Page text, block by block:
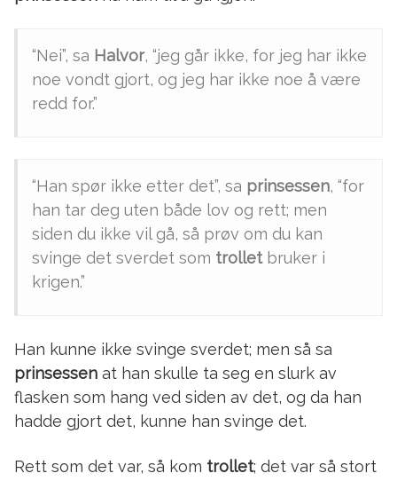
“Nei”, sa Halvor, “jeg går ikke, for jeg har ikke
noe vondt gjort, og jeg har ikke noe å være
redd for.”
“Han spør ikke etter det”, sa prinsessen, “for
han tar deg uten både lov og rett; men
siden du ikke vil gå, så prøv om du kan
svinge det sverdet som trolletbruker i
krigen.”
Han kunne ikke svinge sverdet; men så sa
prinsessen at han skulle ta seg en slurk av
flasken som hang ved siden av det, og da han
hadde gjort det, kunne han svinge det.
Rett som det var, så kom trollet; det var så stort